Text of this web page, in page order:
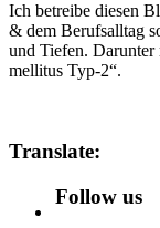
Ich betreibe diesen
& dem Berufsalltag
und Tiefen. Darunter
mellitus Typ-2“.
Translate:
Follow us